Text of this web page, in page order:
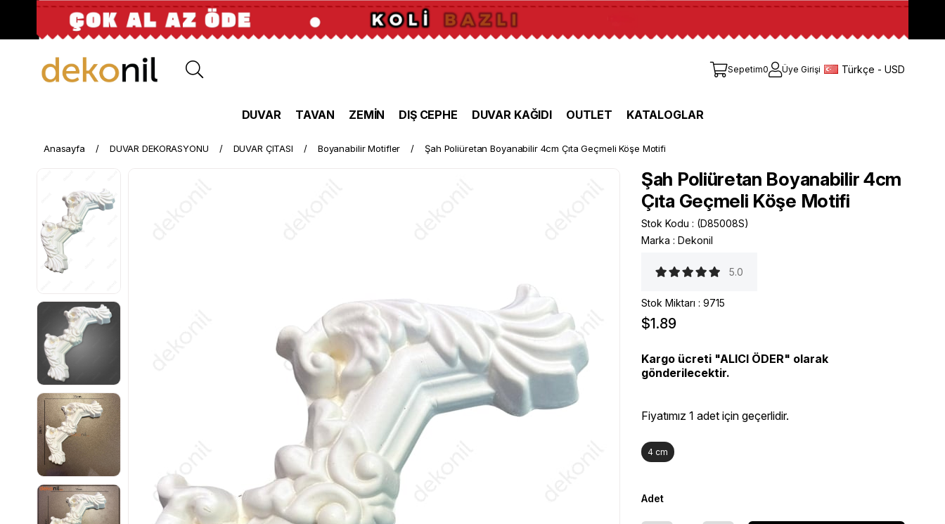
Sepetim0 Üye Girişi Türkçe - USD
DUVAR TAVAN ZEMİN DIŞ CEPHE DUVAR KAĞIDI OUTLET KATALOGLAR
Anasayfa DUVAR DEKORASYONU DUVAR ÇITASI Boyanabilir Motifler Şah Poliüretan Boyanabilir 4cm Çıta Geçmeli Köşe Motifi
Şah Poliüretan Boyanabilir 4cm
Çıta Geçmeli Köşe Motifi
Stok Kodu
(D85008S)
Marka : Dekonil
5.0
Stok Miktarı : 9715
$1.89
Kargo ücreti "ALICI ÖDER" olarak
gönderilecektir.
Fiyatımız 1 adet için geçerlidir.
4 cm
Adet